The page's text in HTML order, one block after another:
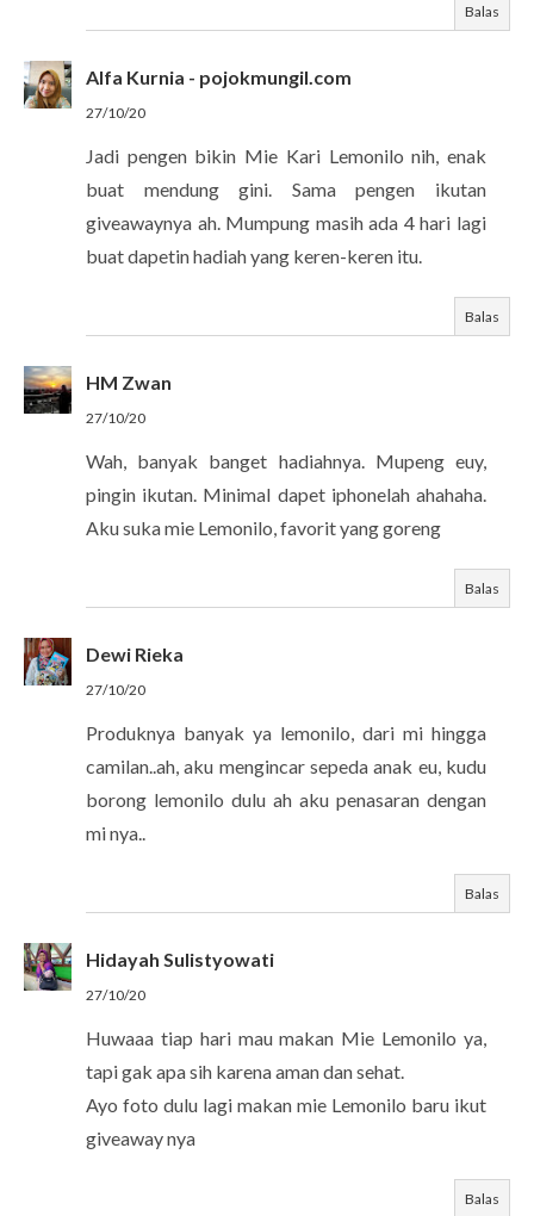
Balas
Alfa Kurnia - pojokmungil.com
27/10/20
Jadi pengen bikin Mie Kari Lemonilo nih, enak
buat mendung gini. Sama pengen ikutan
giveawaynya ah. Mumpung masih ada 4 hari lagi
buat dapetin hadiah yang keren-keren itu.
Balas
HM Zwan
27/10/20
Wah, banyak banget hadiahnya. Mupeng euy,
pingin ikutan. Minimal dapet iphonelah ahahaha.
Aku suka mie Lemonilo, favorit yang goreng
Balas
Dewi Rieka
27/10/20
Produknya banyak ya lemonilo, dari mi hingga
camilan..ah, aku mengincar sepeda anak eu, kudu
borong lemonilo dulu ah aku penasaran dengan
mi nya..
Balas
Hidayah Sulistyowati
27/10/20
Huwaaa tiap hari mau makan Mie Lemonilo ya,
tapi gak apa sih karena aman dan sehat.
Ayo foto dulu lagi makan mie Lemonilo baru ikut
giveaway nya
Balas